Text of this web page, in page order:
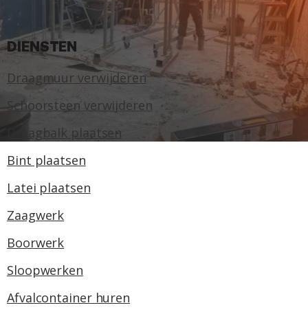
DIENSTEN
Draagmuur verwijderen
Schoorsteen verwijderen
Draagbalk plaatsen
Bint plaatsen
Latei plaatsen
Zaagwerk
Boorwerk
Sloopwerken
Afvalcontainer huren